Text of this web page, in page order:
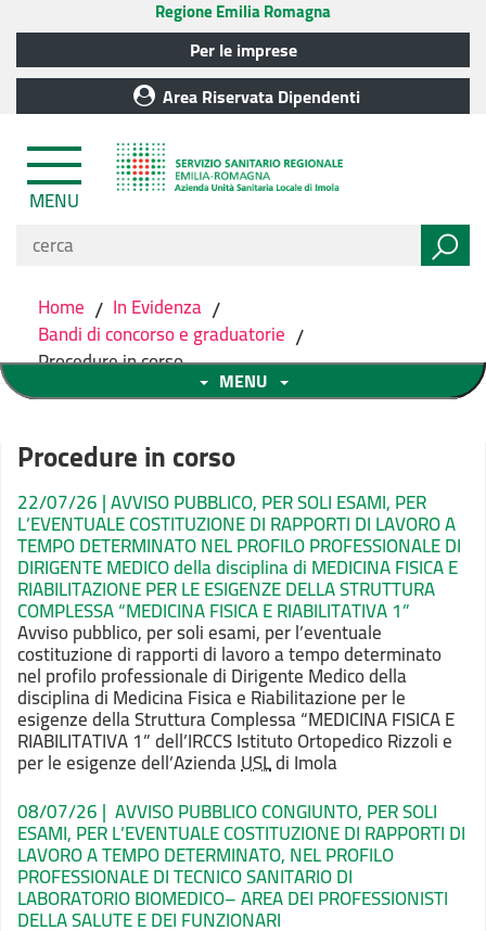
Regione Emilia Romagna
Per le imprese
Area Riservata Dipendenti
MENU
Home / In Evidenza /
Bandi di concorso e graduatorie /
Procedure in corso
MENU
Procedure in corso
22/07/26 | AVVISO PUBBLICO, PER SOLI ESAMI, PER
L’EVENTUALE COSTITUZIONE DI RAPPORTI DI LAVORO A
TEMPO DETERMINATO NEL PROFILO PROFESSIONALE DI
DIRIGENTE MEDICO della disciplina di MEDICINA FISICA E
RIABILITAZIONE PER LE ESIGENZE DELLA STRUTTURA
COMPLESSA “MEDICINA FISICA E RIABILITATIVA 1”
Avviso pubblico, per soli esami, per l’eventuale
costituzione di rapporti di lavoro a tempo determinato
nel profiloprofessionale di Dirigente Medico della
disciplina di Medicina Fisica e Riabilitazioneper le
esigenze della Struttura Complessa “MEDICINA FISICA E
RIABILITATIVA 1” dell’IRCCS Istituto Ortopedico Rizzoli e
per leesigenze dell’AziendaUSLdi Imola
08/07/26 | AVVISO PUBBLICO CONGIUNTO, PER SOLI
ESAMI, PER L’EVENTUALE COSTITUZIONE DI RAPPORTI DI
LAVORO A TEMPO DETERMINATO, NEL PROFILO
PROFESSIONALE DI TECNICO SANITARIO DI
LABORATORIO BIOMEDICO– AREA DEI PROFESSIONISTI
DELLA SALUTE E DEI FUNZIONARI